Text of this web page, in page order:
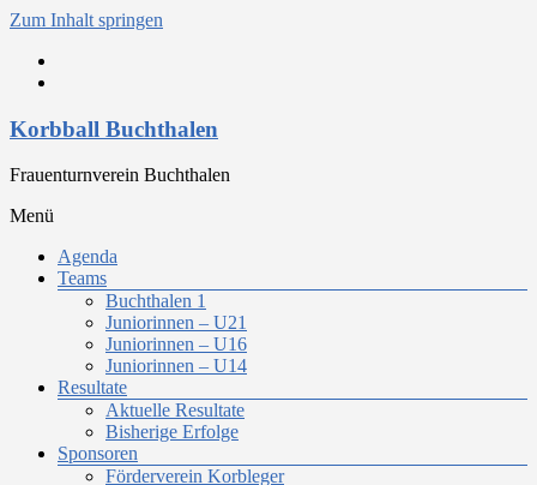
Zum Inhalt springen
Korbball Buchthalen
Frauenturnverein Buchthalen
Menü
Agenda
Teams
Buchthalen 1
Juniorinnen – U21
Juniorinnen – U16
Juniorinnen – U14
Resultate
Aktuelle Resultate
Bisherige Erfolge
Sponsoren
Förderverein Korbleger